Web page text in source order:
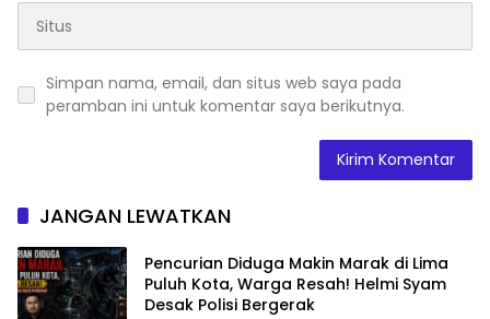
Simpan nama, email, dan situs web saya pada
peramban ini untuk komentar saya berikutnya.
JANGAN LEWATKAN
Pencurian Diduga Makin Marak di Lima
Puluh Kota, Warga Resah! Helmi Syam
Desak Polisi Bergerak